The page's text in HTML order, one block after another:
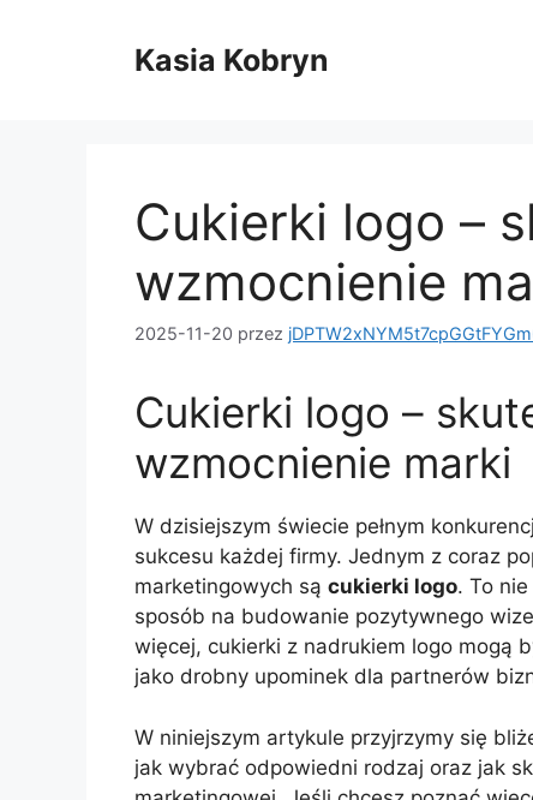
Kasia Kobryn
Cukierki logo –
wzmocnienie
2025-11-20 przez
Cukierki logo –
wzmocnienie marki
W dzisiejszym świecie pełnym
sukcesu każdej firmy. Jednym z coraz
marketingowych są cukierki logo. To
sposób na budowanie pozytywnego
więcej, cukierki z nadrukiem logo mogą
jako drobny upominek dla partnerów
W niniejszym artykule przyjrzymy się
jak wybrać odpowiedni rodzaj oraz jak